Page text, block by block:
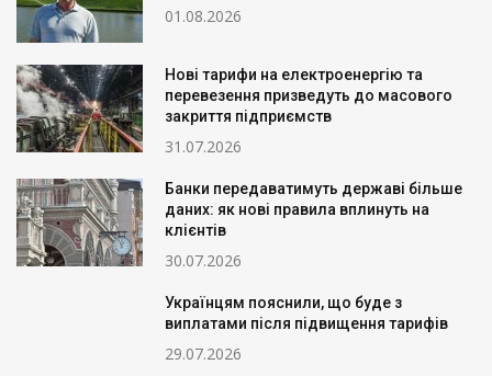
01.08.2026
Нові тарифи на електроенергію та
перевезення призведуть до масового
закриття підприємств
31.07.2026
Банки передаватимуть державі більше
даних: як нові правила вплинуть на
клієнтів
30.07.2026
Українцям пояснили, що буде з
виплатами після підвищення тарифів
29.07.2026